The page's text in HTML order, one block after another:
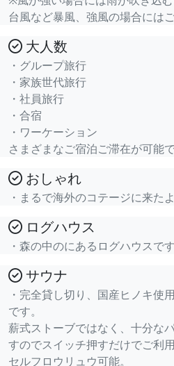
台風など暴風、強風の場合には
大人数
・グループ旅行
・家族世代旅行
・社員旅行
・合宿
・ワーケーション
さまざまなご宿泊ご滞在が可能
おしゃれ
・まるで海外のコテージに来た
ログハウス
・森の中のにあるログハウスです
サウナ
・完全貸し切り、国産ヒノキ使
です。
薪式ストーブではなく、十分な
すのでスイッチ押すだけでご利
セルフロウリュウ可能。